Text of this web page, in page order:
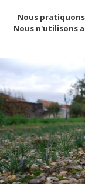
Nous
Nous n'utilisons